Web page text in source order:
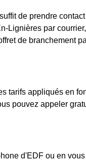
de prendre
Lignières par
de branchement
tarifs appliqués en
pouvez appeler
d'EDF ou en